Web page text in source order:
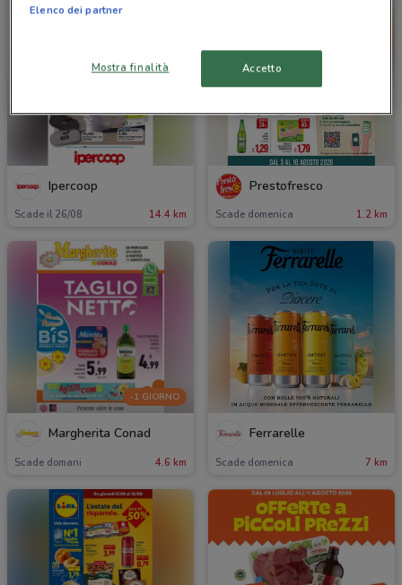
Ipercoop
Scade il 26/08 14.4 km
Prestofresco
Scade domenica 1.2 km
-1 GIORNO
Margherita Conad
Scade domani 4.6 km
Ferrarelle
Scade domenica 7 km
Elenco dei partner
Mostra finalità Accetto